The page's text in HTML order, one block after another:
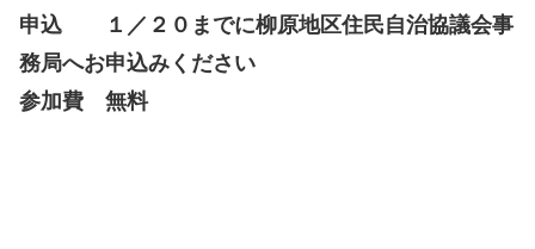
申込 １／２０までに柳原地区住民自治協議会事
務局へお申込みください
参加費 無料